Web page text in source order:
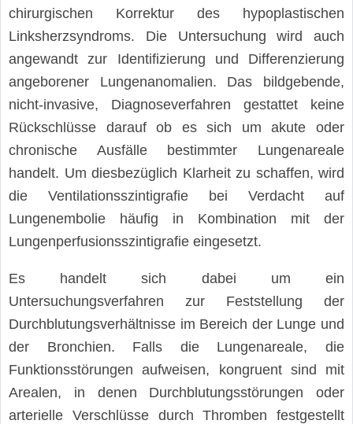
chirurgischen Korrektur des hypoplastischen
Linksherzsyndroms. Die Untersuchung wird auch
angewandt zur Identifizierung und Differenzierung
angeborener Lungenanomalien. Das bildgebende,
nicht-invasive, Diagnoseverfahren gestattet keine
Rückschlüsse darauf ob es sich um akute oder
chronische Ausfälle bestimmter Lungenareale
handelt. Um diesbezüglich Klarheit zu schaffen, wird
die Ventilationsszintigrafie bei Verdacht auf
Lungenembolie häufig in Kombination mit der
Lungenperfusionsszintigrafie eingesetzt.
Es handelt sich dabei um ein
Untersuchungsverfahren zur Feststellung der
Durchblutungsverhältnisse im Bereich der Lunge und
der Bronchien. Falls die Lungenareale, die
Funktionsstörungen aufweisen, kongruent sind mit
Arealen, in denen Durchblutungsstörungen oder
arterielle Verschlüsse durch Thromben festgestellt